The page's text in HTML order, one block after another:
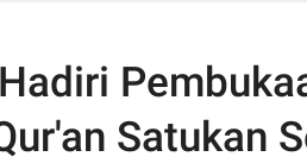
Satukan